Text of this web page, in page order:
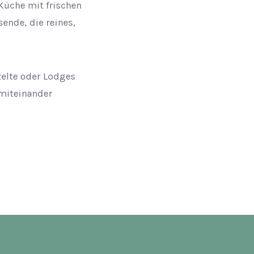
mit frischen
die reines,
oder Lodges